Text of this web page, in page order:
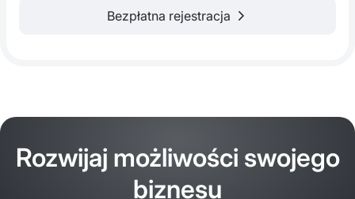
Bezpłatna rejestracja
Rozwijaj możliwości swojego
biznesu